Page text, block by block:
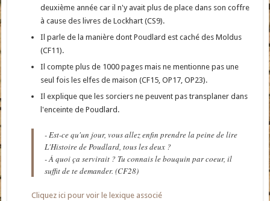
deuxième année car il n'y avait plus de place dans son coffre
à cause des livres de Lockhart (CS9).
Il parle de la manière dont Poudlard est caché des Moldus
(CF11).
Il compte plus de 1000 pages mais ne mentionne pas une
seul fois les elfes de maison (CF15, OP17, OP23).
Il explique que les sorciers ne peuvent pas transplaner dans
l'enceinte de Poudlard.
- Est-ce qu'un jour, vous allez enfin prendre la peine de lire
L'Histoire de Poudlard, tous les deux ?
- À quoi ça servirait ? Tu connais le bouquin par coeur, il
suffit de te demander. (CF28)
Cliquez ici pour voir le lexique associé